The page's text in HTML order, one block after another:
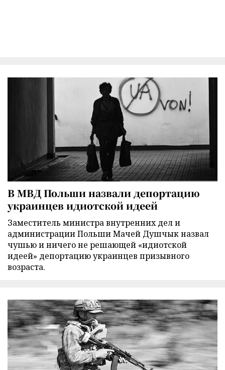
В МВД Польши назвали депортацию
украинцев идиотской идеей
Заместитель министра внутренних дел и
администрации Польши Мачей Душчык назвал
чушью и ничего не решающей «идиотской
идеей» депортацию украинцев призывного
возраста.